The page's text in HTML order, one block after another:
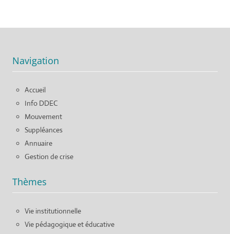
Navigation
Accueil
Info DDEC
Mouvement
Suppléances
Annuaire
Gestion de crise
Thèmes
Vie institutionnelle
Vie pédagogique et éducative